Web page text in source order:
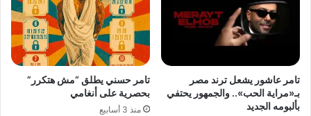
تامر عاشور يشعل ترند مصر
بـ«مراية الحب».. والجمهور يحتفي
بألبومه الجديد
تامر حسني يطلق “مش هتكرر”
بحصرية على أنغامي
منذ 3 أسابيع